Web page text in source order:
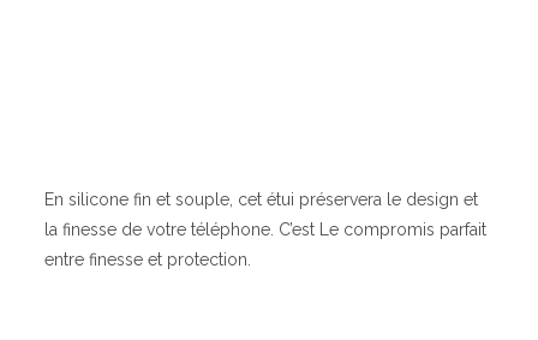
En silicone fin et souple, cet étui préservera le design et
la finesse de votre téléphone. C’est Le compromis parfait
entre finesse et protection.